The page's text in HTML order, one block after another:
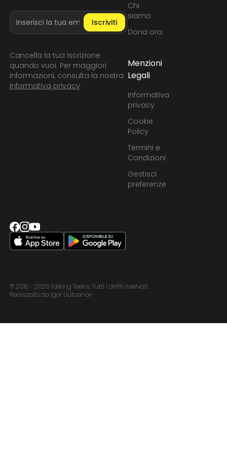
Indirizzo email
Iscriviti
Cancella la tua iscrizione
quando vuoi. Per maggiori
informazioni, consulta la nostra
Informativa privacy.
Chi
siamo
Dona ora
Menzioni
Legali
Informativa
privacy
Cookie
Policy
Termini e
Condizioni
Gestisci
preferenze
© 2018 - 2026 Talking Teens. Tutti i diritti riservati.
Realizzato da Igor Liutcanov